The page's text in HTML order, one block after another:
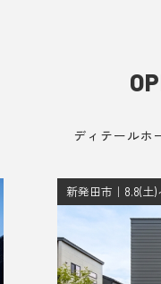
ディテールホ
新発田市｜8.8(土)